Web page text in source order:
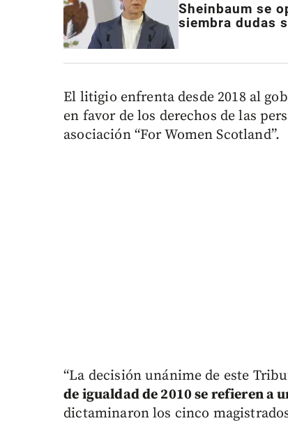
Sheinbaum se
siembra dudas
El litigio enfrenta desde 2018 al
en favor de los derechos de las
asociación “For Women Scotland”.
“La decisión unánime de este
de igualdad de 2010 se refieren a
dictaminaron los cinco